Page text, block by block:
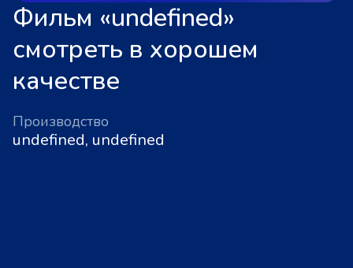
Фильм «undefined»
смотреть в хорошем
качестве
Производство
undefined, undefined